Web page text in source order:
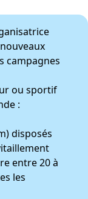
campagnes
ou sportif
:
disposés
entre 20 à
les